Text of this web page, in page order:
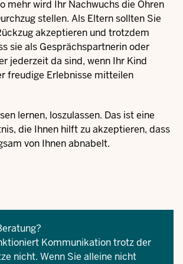
mehr wird Ihr Nachwuchs die Ohren
stellen. Als Eltern sollten Sie
akzeptieren und trotzdem
sie als Gesprächspartnerin oder
jederzeit da sind, wenn Ihr Kind
freudige Erlebnisse mitteilen
lernen, loszulassen. Das ist eine
die Ihnen hilft zu akzeptieren, dass
von Ihnen abnabelt.
Kommunikation trotz der
nicht. Wenn Sie alleine nicht